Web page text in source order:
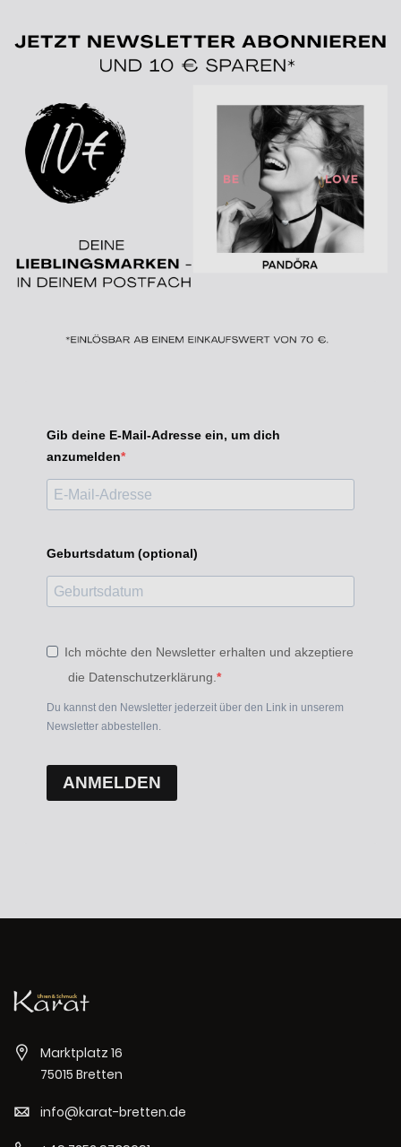
Gib deine E-Mail-Adresse ein, um dich
anzumelden
Geburtsdatum (optional)
Ich möchte den Newsletter erhalten und akzeptiere
die Datenschutzerklärung.
Du kannst den Newsletter jederzeit über den Link in unserem
Newsletter abbestellen.
ANMELDEN
Marktplatz 16
75015 Bretten
info@karat-bretten.de